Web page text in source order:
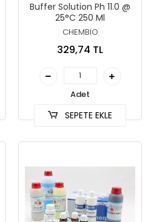
Buffer Solution Ph 11.0 @
25°C 250 Ml
CHEMBIO
329,74 TL
Adet
SEPETE EKLE